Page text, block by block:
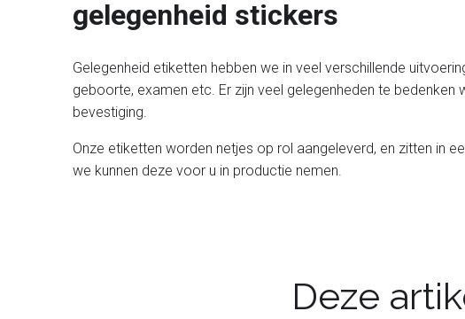
gelegenheid stickers
Gelegenheid etiketten hebben we in veel verschillende
geboorte, examen etc. Er zijn veel gelegenheden te
bevestiging.
Onze etiketten worden netjes op rol aangeleverd, en zitten in
we kunnen deze voor u in productie nemen.
Deze